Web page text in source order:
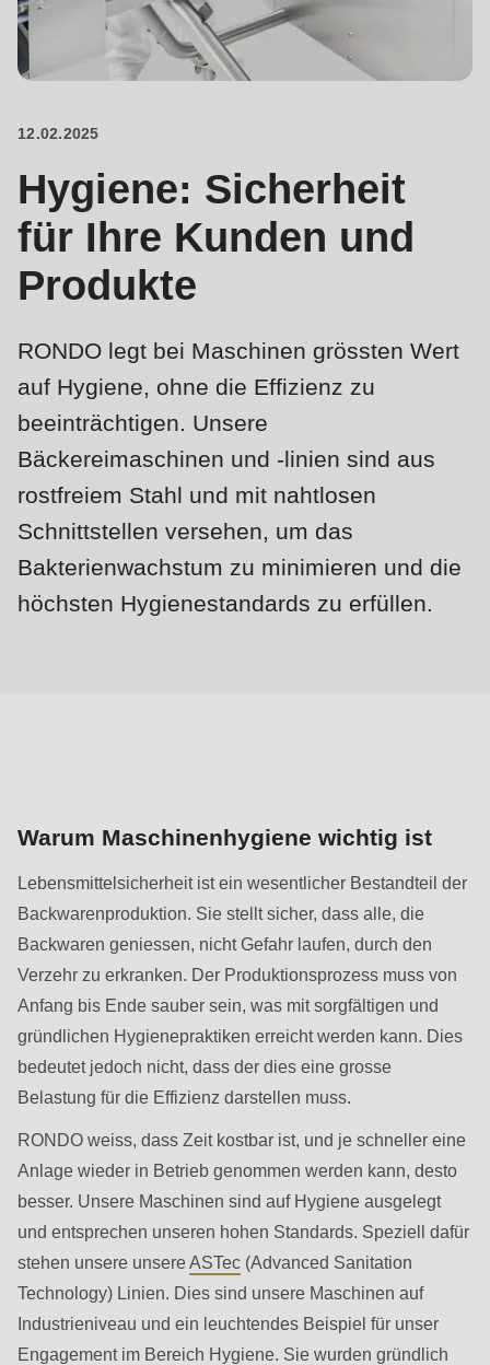
Vereinigte Staaten · DE
is
deprecated
>Drupal\rondo_contact\
()
(line
592
of
function
mb_substr():
Passing
null
to
parameter
($string)
Drupal\rondo_contact\ContactService-
{closure}
()
(line
592
of
modules/custom/rondo_contact/src/ContactService.php
Deprecated
function:
mb_substr():
Passing
null
to
parameter
#1
($string)
12.02.2025
Hygiene: Sicherheit
für Ihre Kunden und
Produkte
RONDO legt bei Maschinen grössten Wert
auf Hygiene, ohne die Effizienz zu
beeinträchtigen. Unsere
Bäckereimaschinen und -linien sind aus
rostfreiem Stahl und mit nahtlosen
Schnittstellen versehen, um das
Bakterienwachstum zu minimieren und die
höchsten Hygienestandards zu erfüllen.
Warum Maschinenhygiene wichtig ist
Lebensmittelsicherheit ist ein wesentlicher Bestandteil der
Backwarenproduktion. Sie stellt sicher, dass alle, die
Backwaren geniessen, nicht Gefahr laufen, durch den
Verzehr zu erkranken. Der Produktionsprozess muss von
Anfang bis Ende sauber sein, was mit sorgfältigen und
gründlichen Hygienepraktiken erreicht werden kann. Dies
bedeutet jedoch nicht, dass der dies eine grosse
Belastung für die Effizienz darstellen muss.
RONDO weiss, dass Zeit kostbar ist, und je schneller eine
Anlage wieder in Betrieb genommen werden kann, desto
besser. Unsere Maschinen sind auf Hygiene ausgelegt
und entsprechen unseren hohen Standards. Speziell dafür
stehen unsere unsereASTec (Advanced Sanitation
Technology) Linien. Dies sind unsere Maschinen auf
Industrieniveau und ein leuchtendes Beispiel für unser
Engagement im Bereich Hygiene. Sie wurden gründlich